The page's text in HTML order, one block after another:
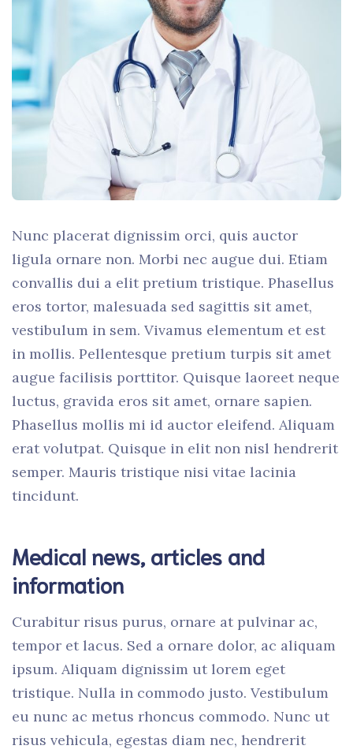
Nunc placerat dignissim orci, quis auctor
ligula ornare non. Morbi nec augue dui. Etiam
convallis dui a elit pretium tristique. Phasellus
eros tortor, malesuada sed sagittis sit amet,
vestibulum in sem. Vivamus elementum et est
in mollis. Pellentesque pretium turpis sit amet
augue facilisis porttitor. Quisque laoreet neque
luctus, gravida eros sit amet, ornare sapien.
Phasellus mollis mi id auctor eleifend. Aliquam
erat volutpat. Quisque in elit non nisl hendrerit
semper. Mauris tristique nisi vitae lacinia
tincidunt.
Medical news, articles and
information
Curabitur risus purus, ornare at pulvinar ac,
tempor et lacus. Sed a ornare dolor, ac aliquam
ipsum. Aliquam dignissim ut lorem eget
tristique. Nulla in commodo justo. Vestibulum
eu nunc ac metus rhoncus commodo. Nunc ut
risus vehicula, egestas diam nec, hendrerit